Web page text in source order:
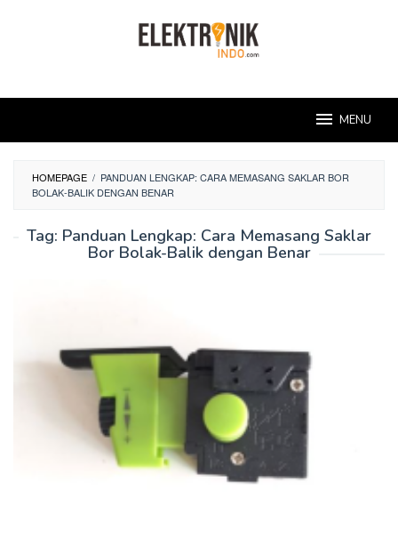
MENU
HOMEPAGE / PANDUAN LENGKAP: CARA MEMASANG SAKLAR BOR
BOLAK-BALIK DENGAN BENAR
Tag: Panduan Lengkap: Cara Memasang Saklar
Bor Bolak-Balik dengan Benar